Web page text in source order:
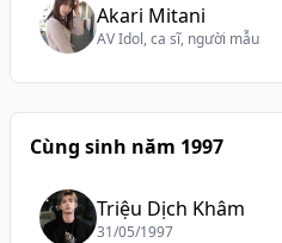
Akari Mitani
AV Idol, ca sĩ, người mẫu
Cùng sinh năm 1997
Triệu Dịch Khâm
31/05/1997